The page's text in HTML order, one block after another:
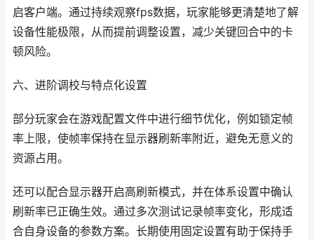
启客户端。通过持续观察fps数据，玩家能够更清楚地了解
设备性能极限，从而提前调整设置，减少关键回合中的卡
顿风险。
六、进阶调校与特点化设置
部分玩家会在游戏配置文件中进行细节优化，例如锁定帧
率上限，使帧率保持在显示器刷新率附近，避免无意义的
资源占用。
还可以配合显示器开启高刷新模式，并在体系设置中确认
刷新率已正确生效。通过多次测试记录帧率变化，形成适
合自身设备的参数方案。长期使用固定设置有助于保持手